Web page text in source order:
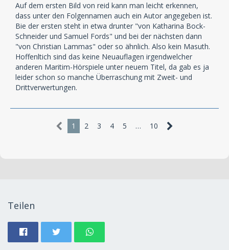
Auf dem ersten Bild von reid kann man leicht erkennen,
dass unter den Folgennamen auch ein Autor angegeben ist.
Bie der ersten steht in etwa drunter "von Katharina Bock-
Schneider und Samuel Fords" und bei der nächsten dann
"von Christian Lammas" oder so ähnlich. Also kein Masuth.
Hoffenltich sind das keine Neuauflagen irgendwelcher
anderen Maritim-Hörspiele unter neuem Titel, da gab es ja
leider schon so manche Überraschung mit Zweit- und
Drittverwertungen.
1 2 3 4 5 … 10
Teilen